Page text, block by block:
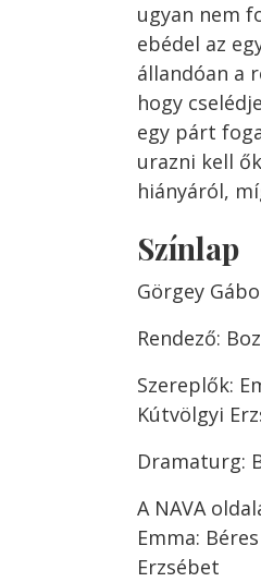
ugyan nem
ebédel az
állandóan a
hogy
egy párt
urazni kell
hiányáról,
Színlap
Görgey
Rendező:
Szereplők:
Kútvölgyi
Dramaturg:
A NAVA
Emma:
Erzsébet